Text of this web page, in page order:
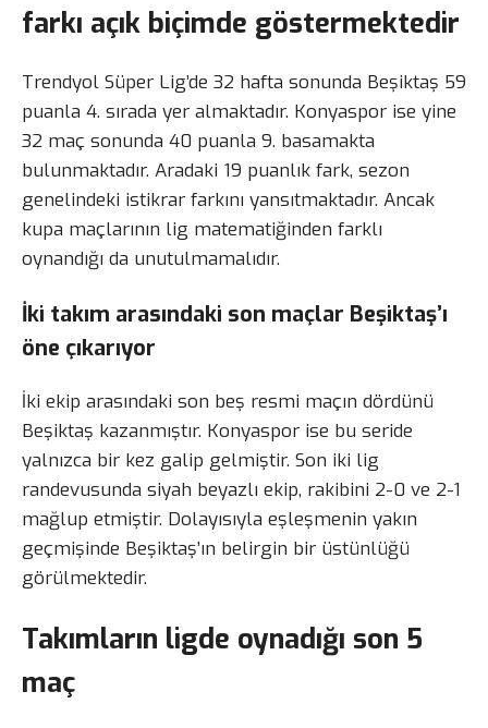
farkı açık biçimde göstermektedir
Trendyol Süper Lig’de 32 hafta sonunda Beşiktaş 59
puanla 4. sırada yer almaktadır. Konyaspor ise yine
32 maç sonunda 40 puanla 9. basamakta
bulunmaktadır. Aradaki 19 puanlık fark, sezon
genelindeki istikrar farkını yansıtmaktadır. Ancak
kupa maçlarının lig matematiğinden farklı
oynandığı da unutulmamalıdır.
İki takım arasındaki son maçlar Beşiktaş’ı
öne çıkarıyor
İki ekip arasındaki son beş resmi maçın dördünü
Beşiktaş kazanmıştır. Konyaspor ise bu seride
yalnızca bir kez galip gelmiştir. Son iki lig
randevusunda siyah beyazlı ekip, rakibini 2-0 ve 2-1
mağlup etmiştir. Dolayısıyla eşleşmenin yakın
geçmişinde Beşiktaş’ın belirgin bir üstünlüğü
görülmektedir.
Takımların ligde oynadığı son 5
maç